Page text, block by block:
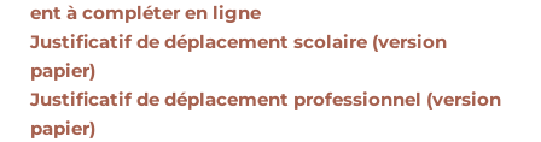
ent à compléter en ligne
Justificatif de déplacement scolaire (version
papier)
Justificatif de déplacement professionnel (version
papier)